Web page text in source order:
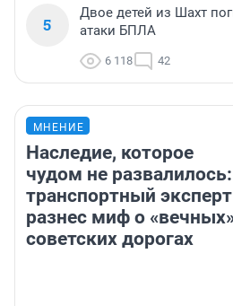
5
Двое детей из Шахт
атаки БПЛА
6 118 42
МНЕНИЕ
Наследие, которое
чудом не развалилось:
транспортный эксперт
разнес миф о
советских дорогах